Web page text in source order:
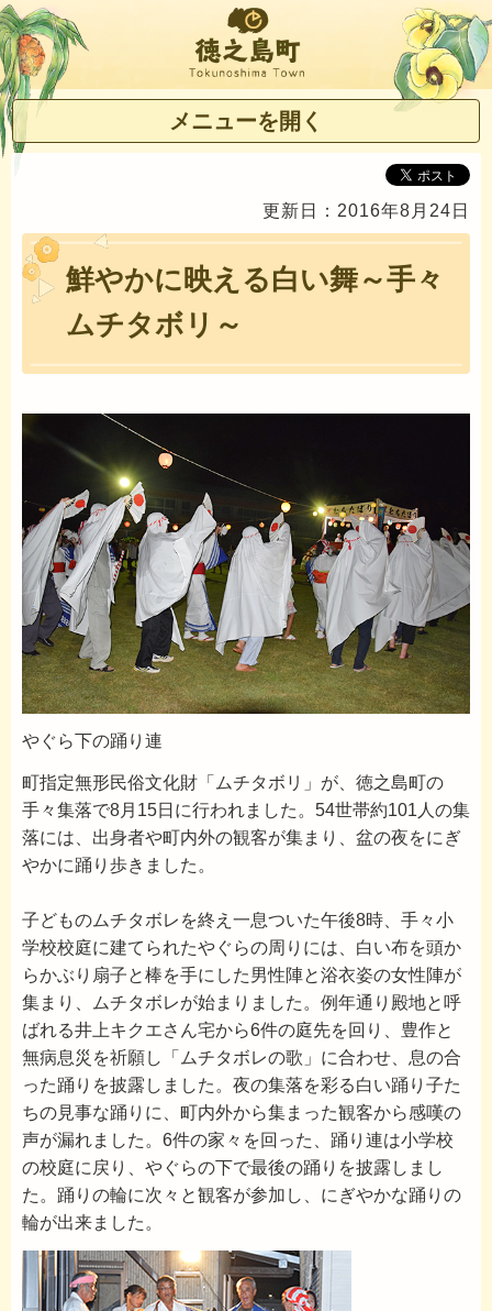
徳之島町
メニューを開く
更新日：2016年8月24日
鮮やかに映える白い舞～手々
ムチタボリ～
やぐら下の踊り連
町指定無形民俗文化財「ムチタボリ」が、徳之島町の
手々集落で8月15日に行われました。54世帯約101人の集
落には、出身者や町内外の観客が集まり、盆の夜をにぎ
やかに踊り歩きました。
子どものムチタボレを終え一息ついた午後8時、手々小
学校校庭に建てられたやぐらの周りには、白い布を頭か
らかぶり扇子と棒を手にした男性陣と浴衣姿の女性陣が
集まり、ムチタボレが始まりました。例年通り殿地と呼
ばれる井上キクエさん宅から6件の庭先を回り、豊作と
無病息災を祈願し「ムチタボレの歌」に合わせ、息の合
った踊りを披露しました。夜の集落を彩る白い踊り子た
ちの見事な踊りに、町内外から集まった観客から感嘆の
声が漏れました。6件の家々を回った、踊り連は小学校
の校庭に戻り、やぐらの下で最後の踊りを披露しまし
た。踊りの輪に次々と観客が参加し、にぎやかな踊りの
輪が出来ました。